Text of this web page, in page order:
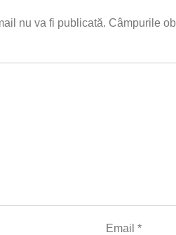
nu va fi publicată. Câmpurile
Email *